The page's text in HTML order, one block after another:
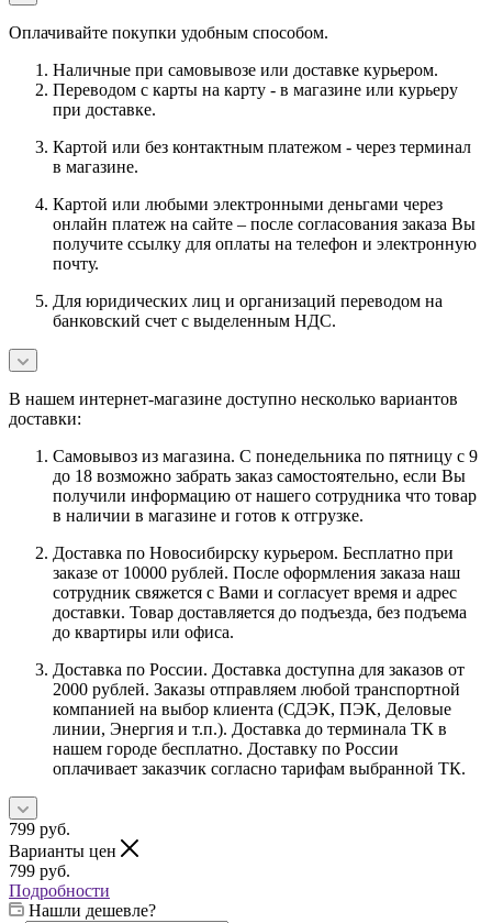
Оплачивайте покупки удобным способом.
Наличные при самовывозе или доставке курьером.
Переводом с карты на карту - в магазине или курьеру
при доставке.
Картой или без контактным платежом - через терминал
в магазине.
Картой или любыми электронными деньгами через
онлайн платеж на сайте – после согласования заказа Вы
получите ссылку для оплаты на телефон и электронную
почту.
Для юридических лиц и организаций переводом на
банковский счет с выделенным НДС.
В нашем интернет-магазине доступно несколько вариантов
доставки:
Самовывоз из магазина. С понедельника по пятницу с 9
до 18 возможно забрать заказ самостоятельно, если Вы
получили информацию от нашего сотрудника что товар
в наличии в магазине и готов к отгрузке.
Доставка по Новосибирску курьером. Бесплатно при
заказе от 10000 рублей. После оформления заказа наш
сотрудник свяжется с Вами и согласует время и адрес
доставки. Товар доставляется до подъезда, без подъема
до квартиры или офиса.
Доставка по России. Доставка доступна для заказов от
2000 рублей. Заказы отправляем любой транспортной
компанией на выбор клиента (СДЭК, ПЭК, Деловые
линии, Энергия и т.п.). Доставка до терминала ТК в
нашем городе бесплатно. Доставку по России
оплачивает заказчик согласно тарифам выбранной ТК.
799 руб.
Варианты цен
799 руб.
Подробности
Нашли дешевле?